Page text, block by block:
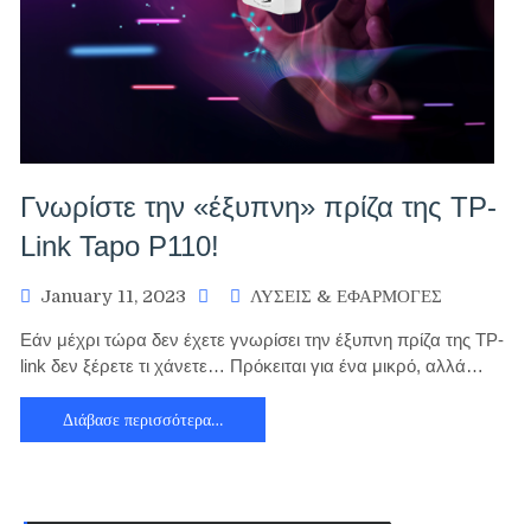
Γνωρίστε την «έξυπνη» πρίζα της TP-
Link Tapo P110!
January 11, 2023 ΛΥΣΕΙΣ & ΕΦΑΡΜΟΓΕΣ
Εάν μέχρι τώρα δεν έχετε γνωρίσει την έξυπνη πρίζα της TP-
link δεν ξέρετε τι χάνετε… Πρόκειται για ένα μικρό, αλλά…
Διάβασε περισσότερα…